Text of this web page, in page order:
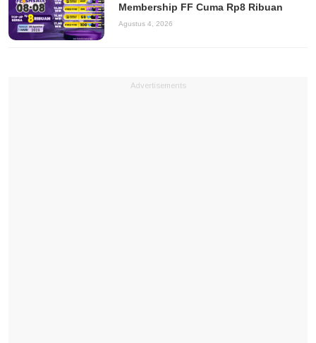
Membership FF Cuma Rp8 Ribuan
Agustus 4, 2026
Advertisements